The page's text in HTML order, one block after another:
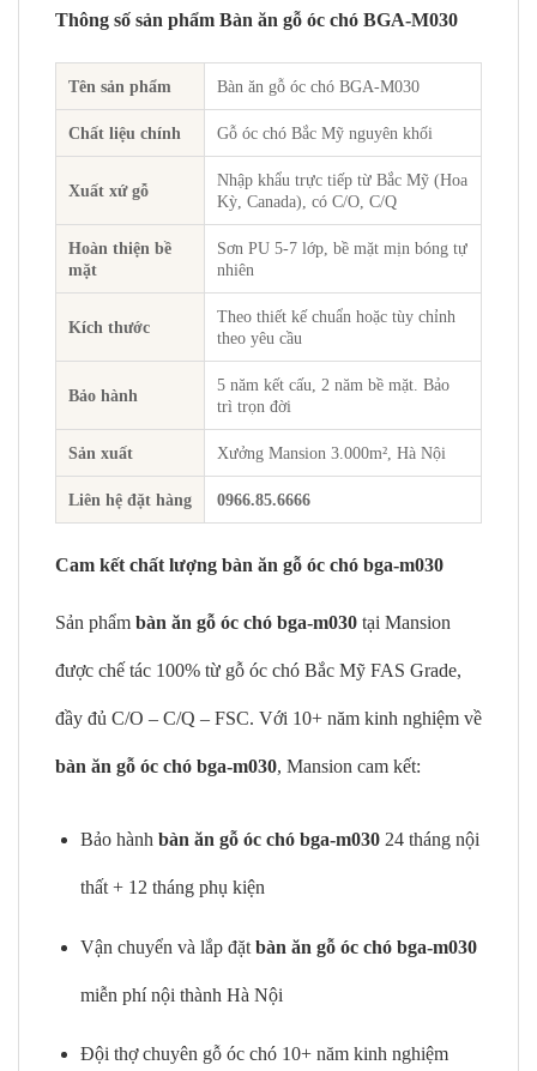
Thông số sản phẩm Bàn ăn gỗ óc chó BGA-M030
Tên sản phẩm Bàn ăn gỗ óc chó BGA-M030
Chất liệu chính Gỗ óc chó Bắc Mỹ nguyên khối
Xuất xứ gỗ
Nhập khẩu trực tiếp từ Bắc Mỹ (Hoa
Kỳ, Canada), có C/O, C/Q
Hoàn thiện bề
mặt
Sơn PU 5-7 lớp, bề mặt mịn bóng tự
nhiên
Kích thước
Theo thiết kế chuẩn hoặc tùy chỉnh
theo yêu cầu
Bảo hành
5 năm kết cấu, 2 năm bề mặt. Bảo
trì trọn đời
Sản xuất Xưởng Mansion 3.000m², Hà Nội
Liên hệ đặt hàng 0966.85.6666
Cam kết chất lượng bàn ăn gỗ óc chó bga-m030
Sản phẩm bàn ăn gỗ óc chó bga-m030 tại Mansion
được chế tác 100% từ gỗ óc chó Bắc Mỹ FAS Grade,
đầy đủ C/O – C/Q – FSC. Với 10+ năm kinh nghiệm về
bàn ăn gỗ óc chó bga-m030, Mansion cam kết:
Bảo hành bàn ăn gỗ óc chó bga-m03024 tháng nội
thất + 12 tháng phụ kiện
Vận chuyển và lắp đặt bàn ăn gỗ óc chó bga-m030
miễn phí nội thành Hà Nội
Đội thợ chuyên gỗ óc chó 10+ năm kinh nghiệm